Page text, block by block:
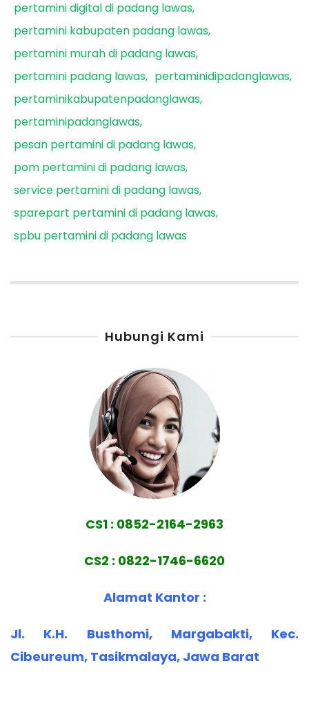
pertamini digital di padang lawas
pertamini kabupaten padang lawas
pertamini murah di padang lawas
pertamini padang lawas
pertaminidipadanglawas
pertaminikabupatenpadanglawas
pertaminipadanglawas
pesan pertamini di padang lawas
pom pertamini di padang lawas
service pertamini di padang lawas
sparepart pertamini di padang lawas
spbu pertamini di padang lawas
Hubungi Kami
CS1 : 0852-2164-2963
CS2 : 0822-1746-6620
Alamat Kantor :
Jl. K.H. Busthomi, Margabakti, Kec.
Cibeureum, Tasikmalaya, Jawa Barat